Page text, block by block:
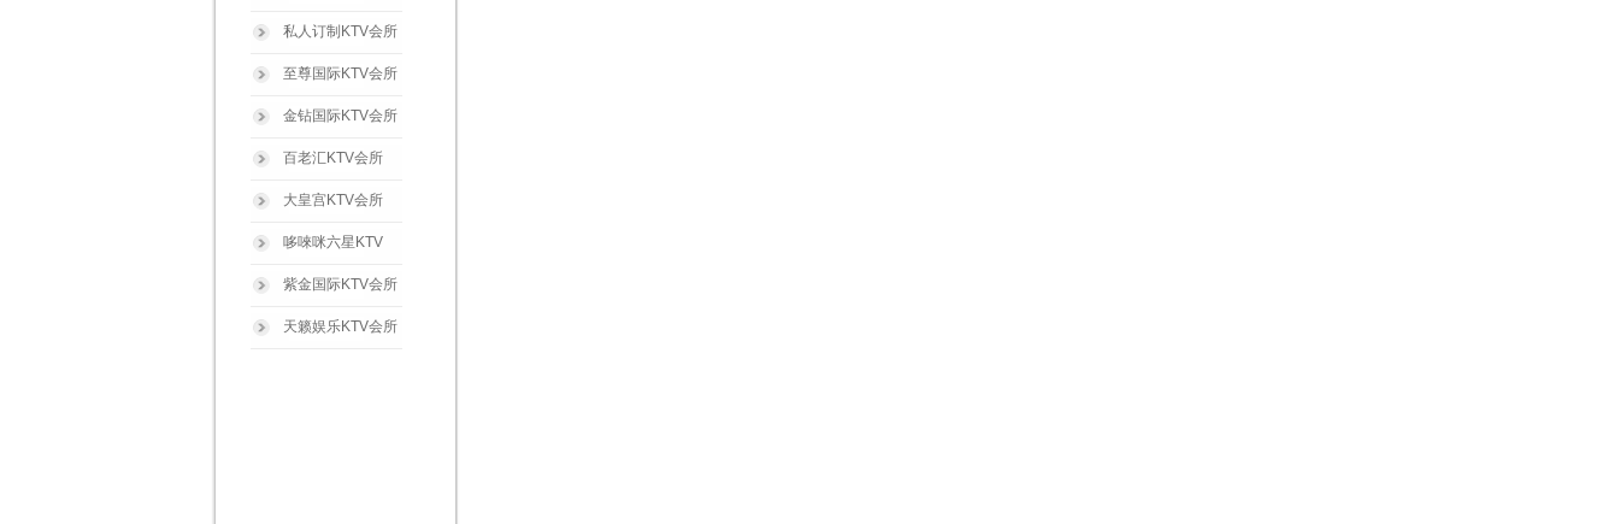
私人订制KTV会所
至尊国际KTV会所
金钻国际KTV会所
百老汇KTV会所
大皇宫KTV会所
哆唻咪六星KTV
紫金国际KTV会所
天籁娱乐KTV会所